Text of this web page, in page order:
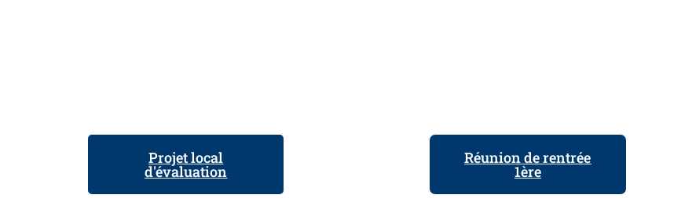
Projet local
d'évaluation
Réunion de rentrée
1ère